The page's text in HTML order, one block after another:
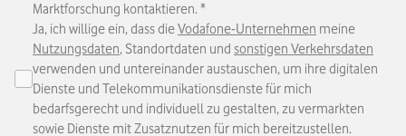
Marktforschung kontaktieren.*
Ja, ich willige ein, dass dieVodafone-Unternehmen meine
Nutzungsdaten, Standortdaten und sonstigen Verkehrsdaten
verwenden und untereinander austauschen, um ihre digitalen
Dienste und Telekommunikationsdienste für mich
bedarfsgerecht und individuell zu gestalten, zu vermarkten
sowie Dienste mit Zusatznutzen für mich bereitzustellen.